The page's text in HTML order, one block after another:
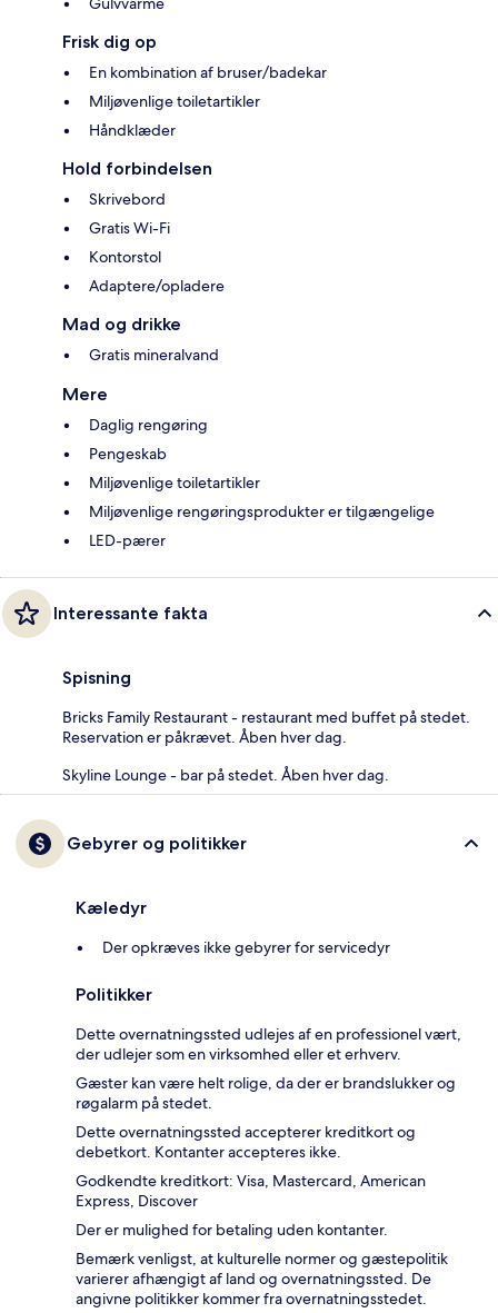
Frisk dig op
En kombination af bruser/badekar
Miljøvenlige toiletartikler
Håndklæder
Hold forbindelsen
Skrivebord
Gratis Wi-Fi
Kontorstol
Adaptere/opladere
Mad og drikke
Gratis mineralvand
Mere
Daglig rengøring
Pengeskab
Miljøvenlige toiletartikler
Miljøvenlige rengøringsprodukter er tilgængelige
LED-pærer
Interessante fakta
Spisning
Bricks Family Restaurant - restaurant med buffet på stedet.
Reservation er påkrævet. Åben hver dag.
Skyline Lounge - bar på stedet. Åben hver dag.
Gebyrer og politikker
Kæledyr
Der opkræves ikke gebyrer for servicedyr
Politikker
Dette overnatningssted udlejes af en professionel vært,
der udlejer som en virksomhed eller et erhverv.
Gæster kan være helt rolige, da der er brandslukker og
røgalarm på stedet.
Dette overnatningssted accepterer kreditkort og
debetkort. Kontanter accepteres ikke.
Godkendte kreditkort: Visa, Mastercard, American
Express, Discover
Der er mulighed for betaling uden kontanter.
Bemærk venligst, at kulturelle normer og gæstepolitik
varierer afhængigt af land og overnatningssted. De
angivne politikker kommer fra overnatningsstedet.